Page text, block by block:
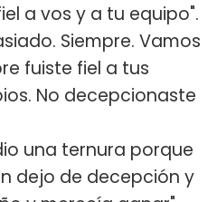
a vos y a tu equipo".
Siempre. Vamos
fuiste fiel a tus
No decepcionaste
una ternura porque
dejo de decepción y